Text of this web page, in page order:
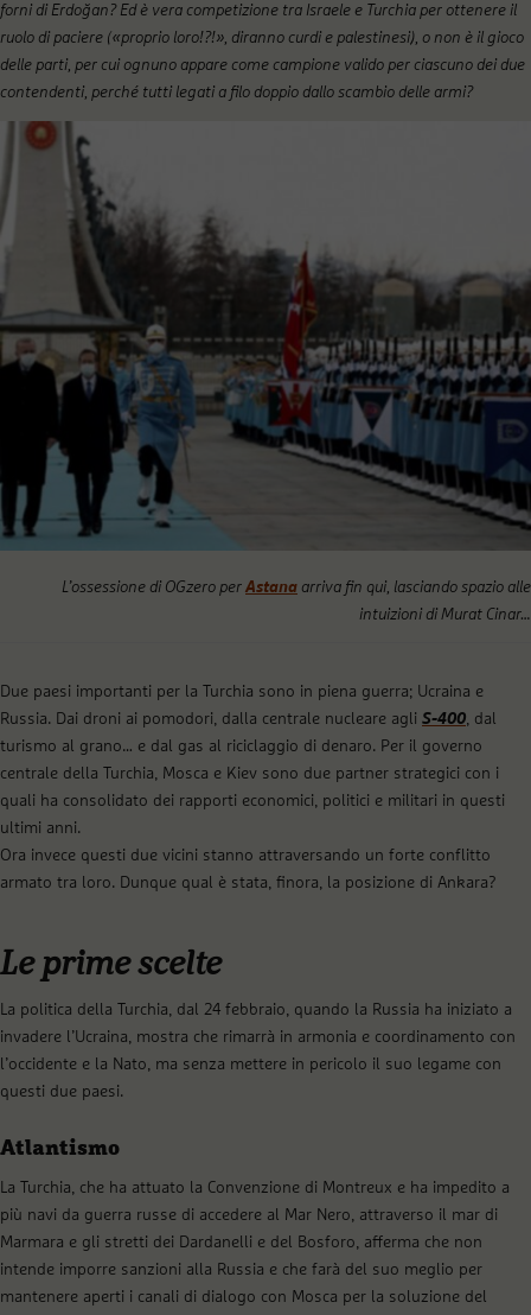
forni di Erdoğan? Ed è vera competizione tra Israele e Turchia per ottenere il
ruolo di paciere («proprio loro!?!», diranno curdi e palestinesi), o non è il gioco
delle parti, per cui ognuno appare come campione valido per ciascuno dei due
contendenti, perché tutti legati a filo doppio dallo scambio delle armi?
L’ossessione di OGzero per Astana arriva fin qui, lasciando spazio alle
intuizioni di Murat Cinar…
Due paesi importanti per la Turchia sono in piena guerra; Ucraina e
Russia. Dai droni ai pomodori, dalla centrale nucleare agli S-400, dal
turismo al grano… e dal gas al riciclaggio di denaro. Per il governo
centrale della Turchia, Mosca e Kiev sono due partner strategici con i
quali ha consolidato dei rapporti economici, politici e militari in questi
ultimi anni.
Ora invece questi due vicini stanno attraversando un forte conflitto
armato tra loro. Dunque qual è stata, finora, la posizione di Ankara?
Le prime scelte
La politica della Turchia, dal 24 febbraio, quando la Russia ha iniziato a
invadere l’Ucraina, mostra che rimarrà in armonia e coordinamento con
l’occidente e la Nato, ma senza mettere in pericolo il suo legame con
questi due paesi.
Atlantismo
La Turchia, che ha attuato la Convenzione di Montreux e ha impedito a
più navi da guerra russe di accedere al Mar Nero, attraverso il mar di
Marmara e gli stretti dei Dardanelli e del Bosforo, afferma che non
intende imporre sanzioni alla Russia e che farà del suo meglio per
mantenere aperti i canali di dialogo con Mosca per la soluzione del